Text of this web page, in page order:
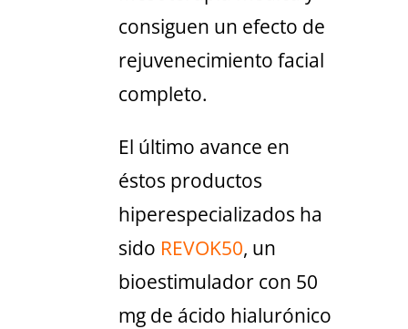
consiguen un efecto de
rejuvenecimiento facial
completo.
El último avance en
éstos productos
hiperespecializados ha
sido REVOK50, un
bioestimulador con 50
mg de ácido hialurónico